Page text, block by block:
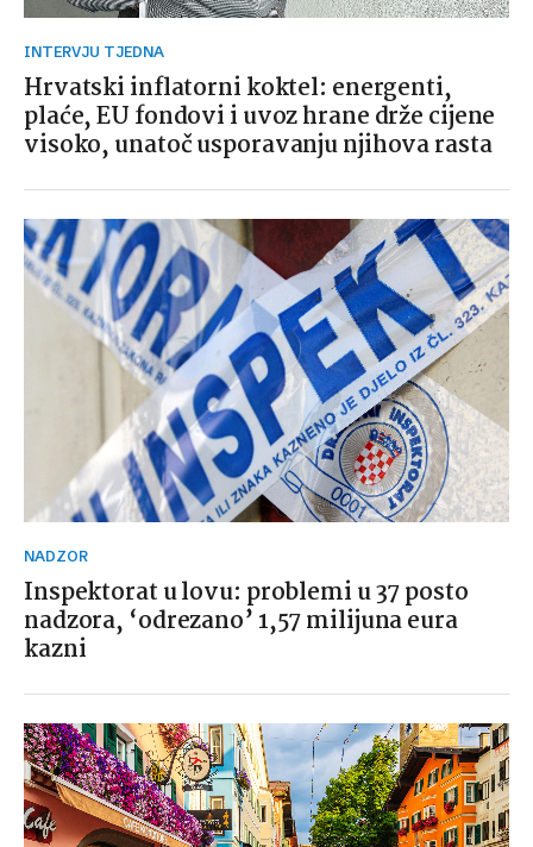
INTERVJU TJEDNA
Hrvatski inflatorni koktel: energenti,
plaće, EU fondovi i uvoz hrane drže cijene
visoko, unatoč usporavanju njihova rasta
NADZOR
Inspektorat u lovu: problemi u 37 posto
nadzora, ‘odrezano’ 1,57 milijuna eura
kazni